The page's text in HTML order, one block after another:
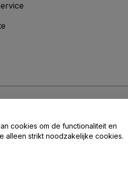
cookies om de functionaliteit en
alleen strikt noodzakelijke cookies.